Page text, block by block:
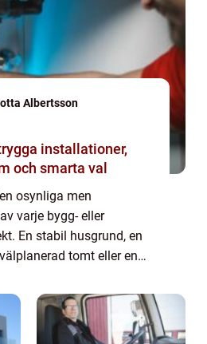
Albertsson
och smarta val
osynliga men
varje bygg- eller
En stabil husgrund, en
tomt eller en
kan variera